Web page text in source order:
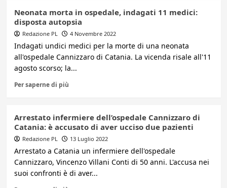
Neonata morta in ospedale, indagati 11 medici:
disposta autopsia
Redazione PL 4 Novembre 2022
Indagati undici medici per la morte di una neonata
all'ospedale Cannizzaro di Catania. La vicenda risale all'11
agosto scorso; la...
Per saperne di più
Arrestato infermiere dell’ospedale Cannizzaro di
Catania: è accusato di aver ucciso due pazienti
Redazione PL 13 Luglio 2022
Arrestato a Catania un infermiere dell'ospedale
Cannizzaro, Vincenzo Villani Conti di 50 anni. L'accusa nei
suoi confronti è di aver...